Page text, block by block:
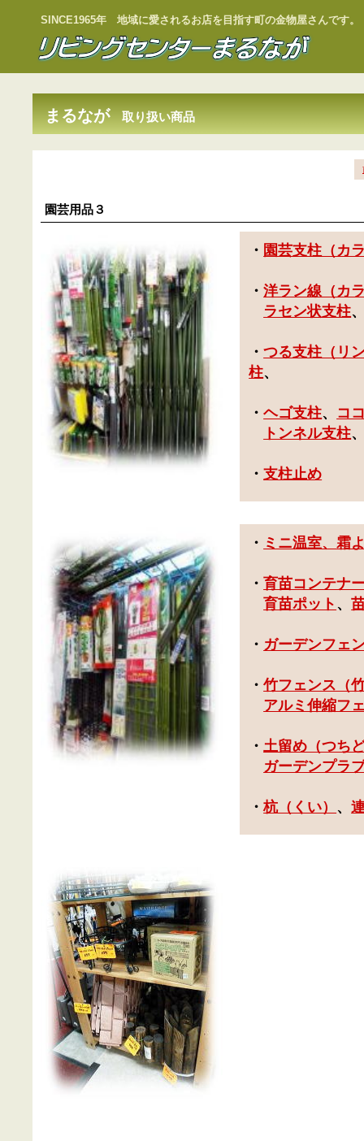
SINCE1965年 地域に愛されるお店を目指す町の金物屋さんです。
まるなが 取り扱い商品
園芸用品３
・ 園芸支柱（カ
・洋ラン線（カ
ラセン状支柱
・つる支柱（リ
柱、
・ヘゴ支柱、 コ
トンネル支柱
・支柱止め
・ ミニ温室、霜
・育苗コンテナ
育苗ポット 、
・ ガーデンフェ
・竹フェンス（
アルミ伸縮フ
・ 土留め（つち
ガーデンプラ
・杭（くい） 、